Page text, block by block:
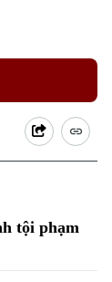
tội phạm